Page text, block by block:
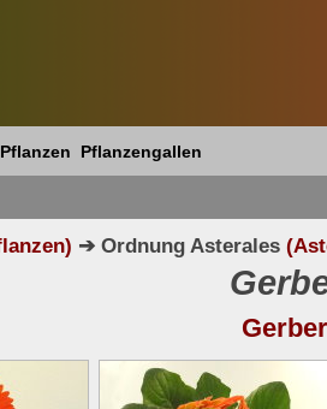
Pflanzen Pflanzengallen
➔ Ordnung Asterales